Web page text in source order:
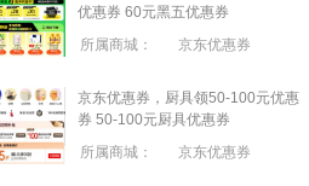
优惠券 60元黑五优惠券
所属商城：
京东优惠券
京东优惠券，厨具领50-100元优惠
券 50-100元厨具优惠券
所属商城：
京东优惠券